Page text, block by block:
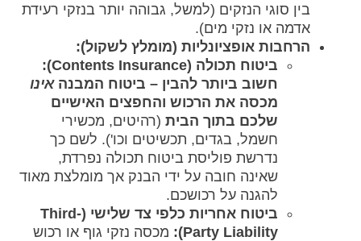
בין סוגי הנזקים (למשל, גבוהה יותר בנזקי רעידת
אדמה או נזקי מים).
הרחבות אופציונליות (מומלץ לשקול):
ביטוח תכולה (Contents Insurance):
חשוב ביותר להבין – ביטוח המבנהאינו
מכסה את הרכוש והחפצים האישיים
שלכם בתוך הבית(רהיטים, מכשירי
חשמל, בגדים, תכשיטים וכו'). לשם כך
נדרשת פוליסת ביטוח תכולה נפרדת,
שאינה חובה על ידי הבנק אך מומלצת מאוד
להגנה על רכושכם.
ביטוח אחריות כלפי צד שלישי (Third-
Party Liability):
מכסה נזקי גוף או רכוש